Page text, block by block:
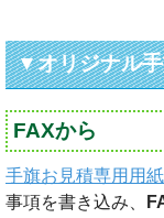
▼オリジナル
FAXから
手旗お見積専用用紙
事項を書き込み、